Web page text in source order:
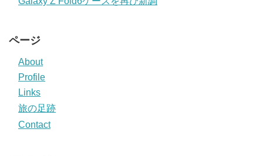
ページ
About
Profile
Links
旅の足跡
Contact